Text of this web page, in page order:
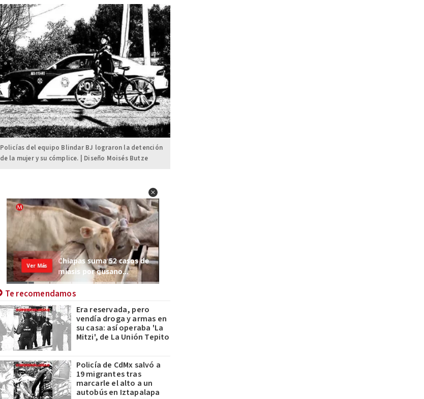
Policías del equipo Blindar BJ lograron la detención
de la mujer y su cómplice. | Diseño Moisés Butze
Te recomendamos
Era reservada, pero
vendía droga y armas en
su casa: así operaba 'La
Mitzi', de La Unión Tepito
Policía de CdMx salvó a
19 migrantes tras
marcarle el alto a un
autobús en Iztapalapa